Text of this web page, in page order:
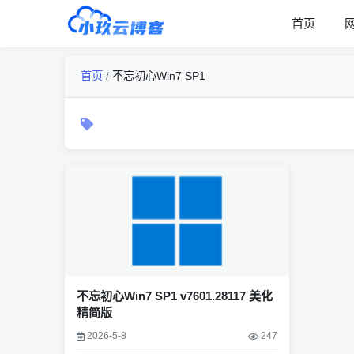
首页
首页 / 不忘初心Win7 SP1
不忘初心Win7 SP1 v7601.28117 美化
精简版
2026-5-8 247